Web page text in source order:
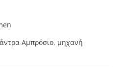
Αμπρόσιο, μηχανή